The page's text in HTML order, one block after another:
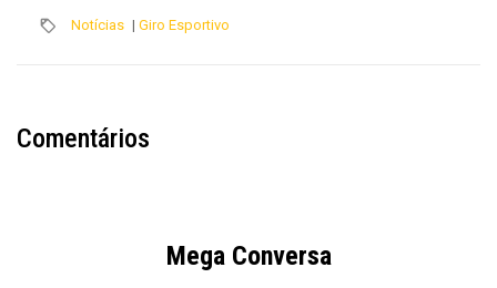
Notícias | Giro Esportivo
Comentários
Mega Conversa